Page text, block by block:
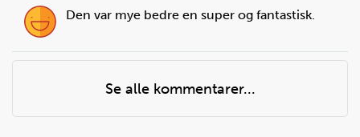
Sett kjelen på kokeplaten og skru på full varme. Når
det koker, skru ned varmen til middels slik at det
ikke koker over. Kok potetene i 20 minutter.
Den var mye bedre en super og fantastisk.
Se alle kommentarer...